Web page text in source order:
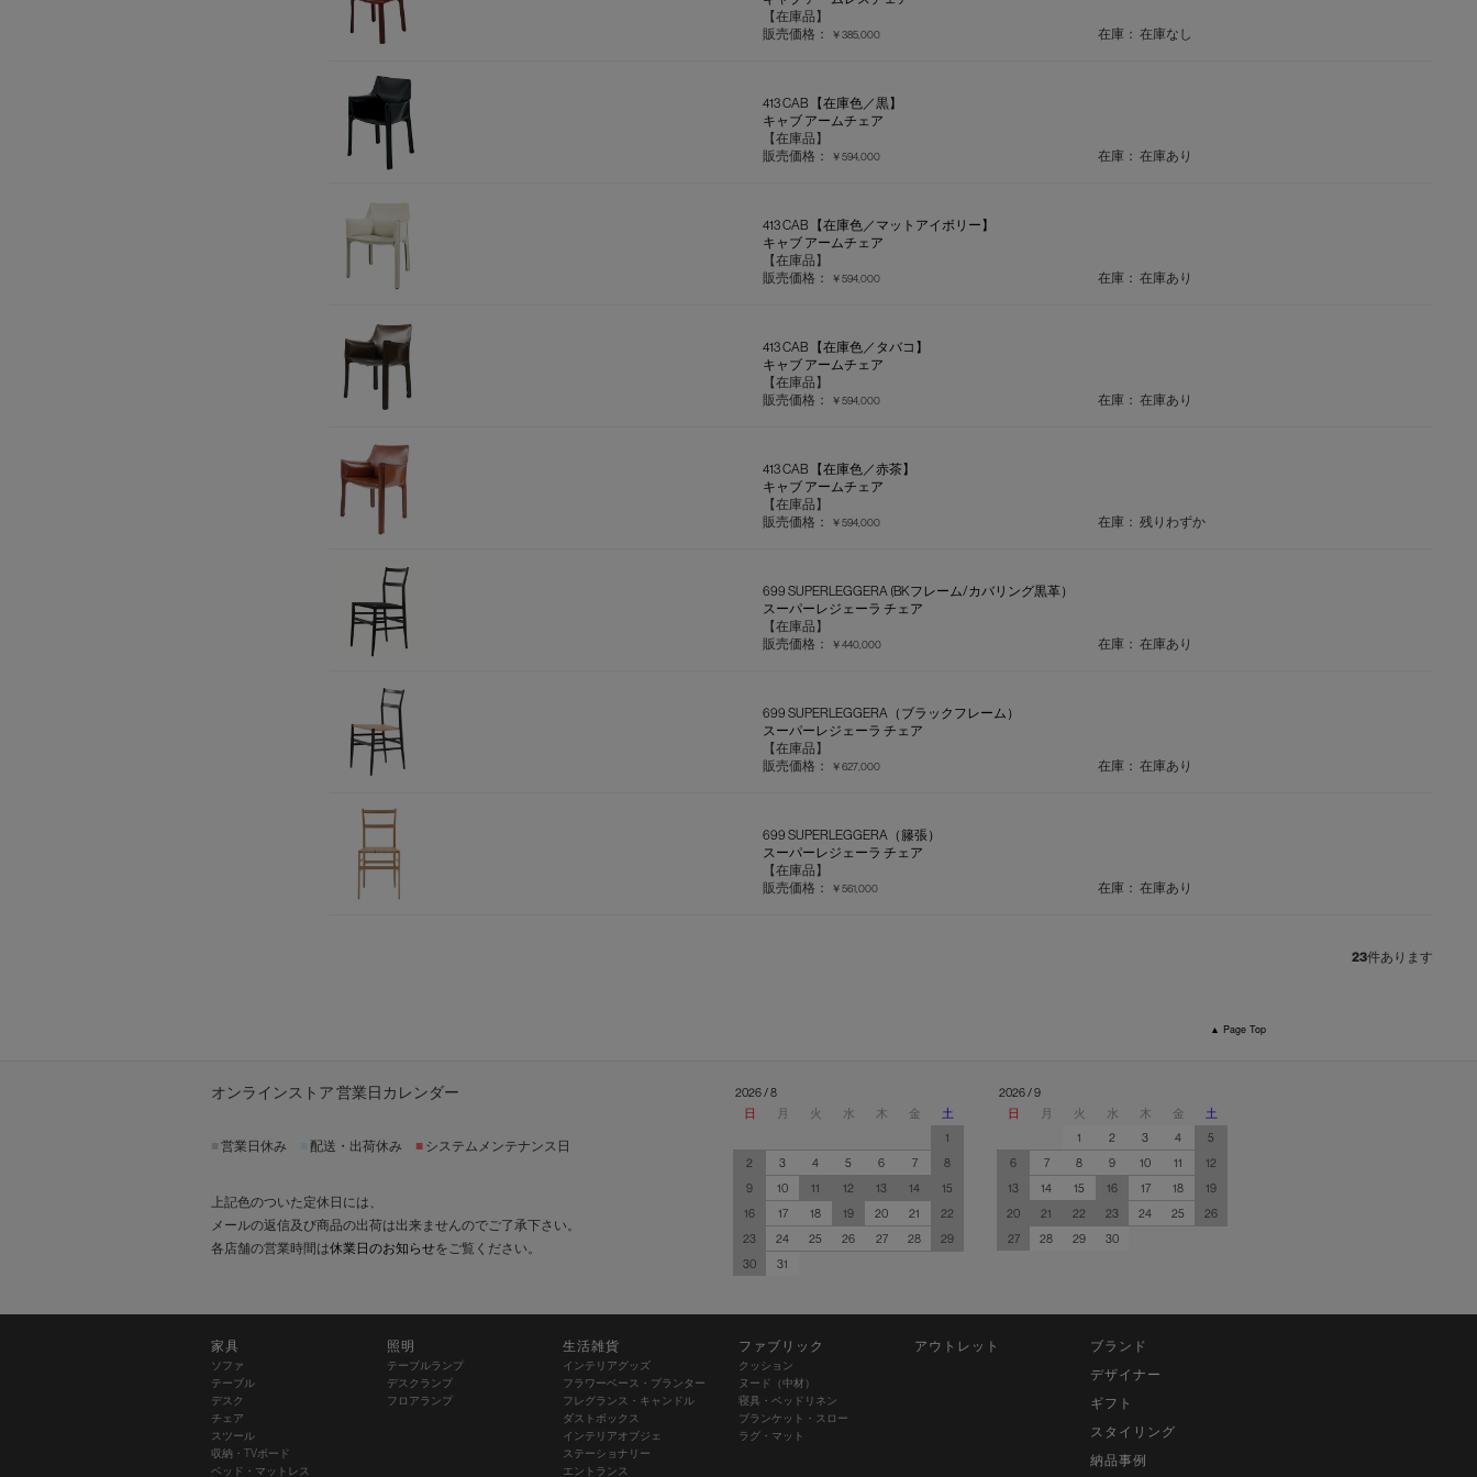
【在庫品】
販売価格：
￥385,000 在庫： 在庫なし
413 CAB 【在庫色／黒】
キャブ アームチェア
【在庫品】
販売価格：
￥594,000 在庫： 在庫あり
413 CAB 【在庫色／マットアイボリー】
キャブ アームチェア
【在庫品】
販売価格：
￥594,000 在庫： 在庫あり
413 CAB 【在庫色／タバコ】
キャブ アームチェア
【在庫品】
販売価格：
￥594,000 在庫： 在庫あり
413 CAB 【在庫色／赤茶】
キャブ アームチェア
【在庫品】
販売価格：
￥594,000 在庫： 残りわずか
699 SUPERLEGGERA (BKフレーム/カバリング黒革）
スーパーレジェーラ チェア
【在庫品】
販売価格：
￥440,000 在庫： 在庫あり
699 SUPERLEGGERA（ブラックフレーム）
スーパーレジェーラ チェア
【在庫品】
販売価格：
￥627,000 在庫： 在庫あり
699 SUPERLEGGERA（籐張）
スーパーレジェーラ チェア
【在庫品】
販売価格：
￥561,000 在庫： 在庫あり
23件あります
▲ Page Top
オンラインストア 営業日カレンダー
営業日休み 配送・出荷休み ■ システムメンテナンス日
上記色のついた定休日には、
メールの返信及び商品の出荷は出来ませんのでご了承下さい。
各店舗の営業時間は休業日のお知らせをご覧ください。
2026 / 8
日
月 火 水 木 金
土
1
2
3 4 5 6 7
8
9
10 11 12 13 14
15
16
17 18 19 20 21
22
23
24 25 26 27 28
29
30
31
2026 / 9
日
月 火 水 木 金
土
1
2 3 4
5
6
7 8 9 10 11
12
13
14 15 16 17 18
19
20
21 22 23 24 25
26
27
28 29 30
家具
ソファ
テーブル
デスク
チェア
スツール
収納・TVボード
ベッド・マットレス
照明
テーブルランプ
デスクランプ
フロアランプ
生活雑貨
インテリアグッズ
フラワーベース・プランター
フレグランス・キャンドル
ダストボックス
インテリアオブジェ
ステーショナリー
エントランス
ファブリック
クッション
ヌード（中材）
寝具・ベッドリネン
ブランケット・スロー
ラグ・マット
アウトレット
ブランド
デザイナー
ギフト
スタイリング
納品事例